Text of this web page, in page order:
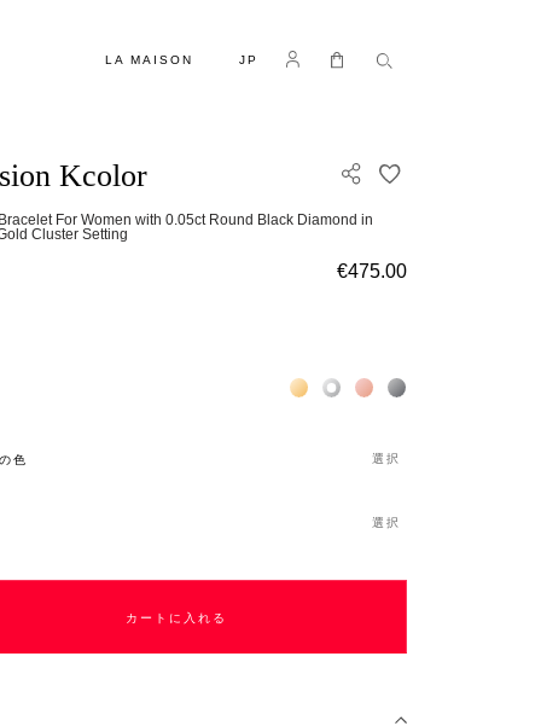
LA MAISON JP Log in マイカート
Kcolor
For Women with 0.05ct Round Black Diamond in
Cluster Setting
€475.00
Жёлтое золото 18К
Белое золото 18К
Розовое золото 18К
Чёрное золото 18К
色 選択
選択
カートに入れる